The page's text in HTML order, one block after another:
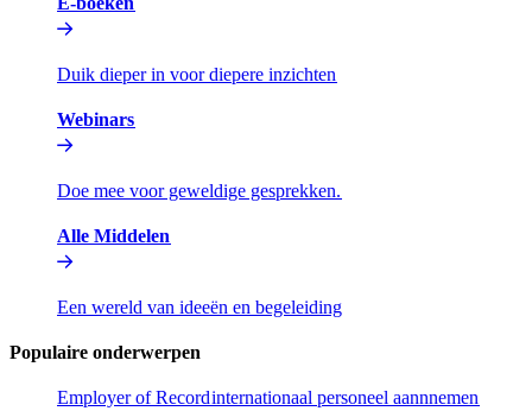
Duik dieper in voor diepere inzichten​​
Webinars​​
Doe mee voor geweldige gesprekken.​​
Alle Middelen​​
Een wereld van ideeën en begeleiding​​
Populaire onderwerpen​​
Employer of Record​​internationaal personeel aannnemen​​